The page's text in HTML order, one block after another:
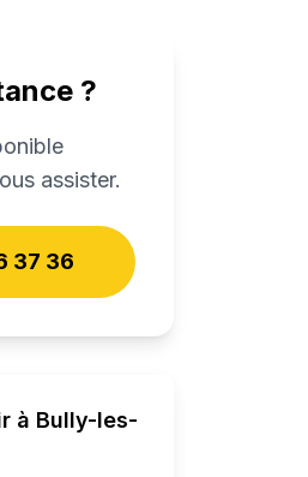
?
assister.
37 36
à Bully-les-